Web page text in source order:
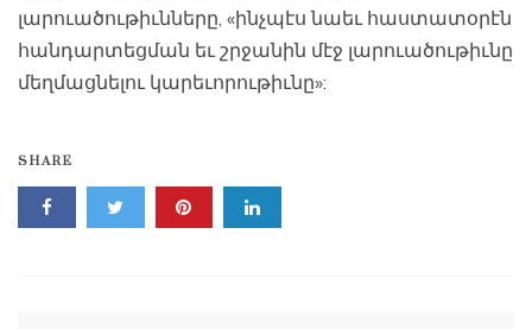
լարուածութիւնները, «ինչպէս նաեւ հաստատօրէն
հանդարտեցման եւ շրջանին մէջ լարուածութիւնը
մեղմացնելու կարեւորութիւնը»:
SHARE